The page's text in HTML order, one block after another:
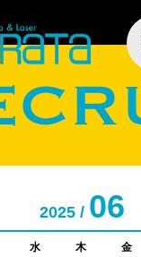
2025 / 06
水 木 金